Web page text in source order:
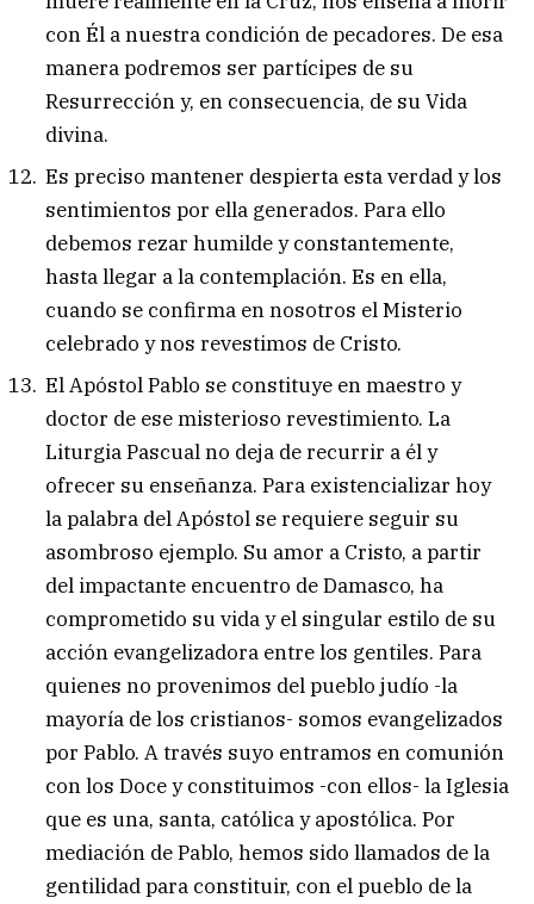
con Él a nuestra condición de pecadores. De esa
manera podremos ser partícipes de su
Resurrección y, en consecuencia, de su Vida
divina.
Es preciso mantener despierta esta verdad y los
sentimientos por ella generados. Para ello
debemos rezar humilde y constantemente,
hasta llegar a la contemplación. Es en ella,
cuando se confirma en nosotros el Misterio
celebrado y nos revestimos de Cristo.
El Apóstol Pablo se constituye en maestro y
doctor de ese misterioso revestimiento. La
Liturgia Pascual no deja de recurrir a él y
ofrecer su enseñanza. Para existencializar hoy
la palabra del Apóstol se requiere seguir su
asombroso ejemplo. Su amor a Cristo, a partir
del impactante encuentro de Damasco, ha
comprometido su vida y el singular estilo de su
acción evangelizadora entre los gentiles. Para
quienes no provenimos del pueblo judío -la
mayoría de los cristianos- somos evangelizados
por Pablo. A través suyo entramos en comunión
con los Doce y constituimos -con ellos- la Iglesia
que es una, santa, católica y apostólica. Por
mediación de Pablo, hemos sido llamados de la
gentilidad para constituir, con el pueblo de la